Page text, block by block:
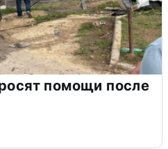
помощи после